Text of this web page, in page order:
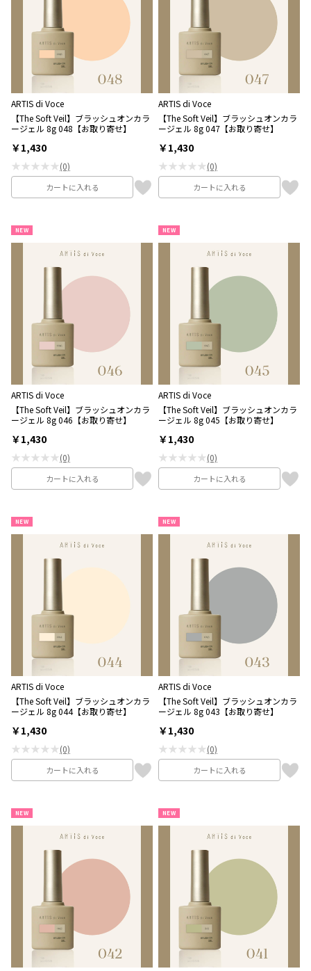
ARTIS di Voce
【The Soft Veil】ブラッシュオンカラ
ージェル 8g 048【お取り寄せ】
￥1,430
★★★★★(0)
カートに入れる
ARTIS di Voce
【The Soft Veil】ブラッシュオンカラ
ージェル 8g 047【お取り寄せ】
￥1,430
★★★★★(0)
カートに入れる
NEW
ARTIS di Voce
【The Soft Veil】ブラッシュオンカラ
ージェル 8g 046【お取り寄せ】
￥1,430
★★★★★(0)
カートに入れる
NEW
ARTIS di Voce
【The Soft Veil】ブラッシュオンカラ
ージェル 8g 045【お取り寄せ】
￥1,430
★★★★★(0)
カートに入れる
NEW
ARTIS di Voce
【The Soft Veil】ブラッシュオンカラ
ージェル 8g 044【お取り寄せ】
￥1,430
★★★★★(0)
カートに入れる
NEW
ARTIS di Voce
【The Soft Veil】ブラッシュオンカラ
ージェル 8g 043【お取り寄せ】
￥1,430
★★★★★(0)
カートに入れる
NEW NEW